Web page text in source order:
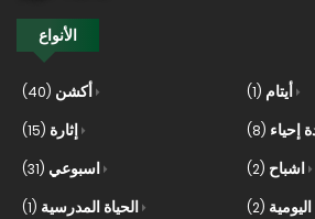
الأنواع
أكشن (40) أيتام (1)
إثارة (15) إحياء (8)
اسبوعي (31) اشباح (2)
الحياة المدرسية (1) (2)